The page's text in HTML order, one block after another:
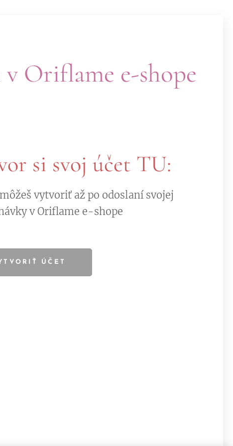
Oriflame e-shope
si svoj účet TU:
vytvoriť až po odoslaní svojej
v Oriflame e-shope
ÚČET